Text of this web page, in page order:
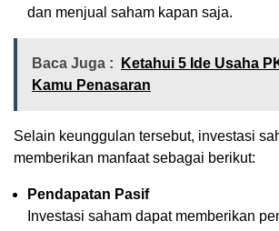
dan menjual saham kapan saja.
Baca Juga :
Ketahui 5 Ide Usaha
Kamu Penasaran
Selain keunggulan tersebut, investasi
memberikan manfaat sebagai berikut:
Pendapatan Pasif
Investasi saham dapat memberikan